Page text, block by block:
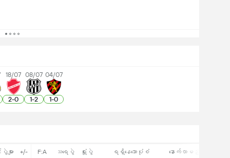
18/07
2-0
08/07
1-2
04/07
1-0
ျား +/- F:A သရေပွဲ ရှုံးပွဲ ရရှိနေသောပုံစံ နောက်လာမည့်